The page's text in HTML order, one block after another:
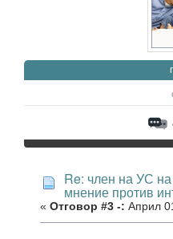
Re: член на УС на
мнение против
« Отговор #3 -: Април